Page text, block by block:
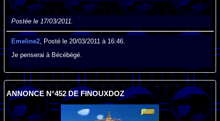
Postée le 17/03/2011.
Emeline2 , Posté le 20/03/2011 à 16:46.
Je penserai à Bécébégé.
ANNONCE N°452 DE FINOUXDOZ